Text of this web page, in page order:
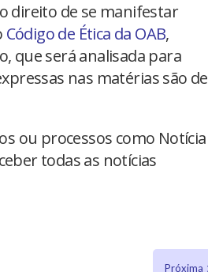
direito de se manifestar
Código de Ética da OAB,
que será analisada para
nas matérias são de
ou processos como Notícia
todas as notícias
Próxima